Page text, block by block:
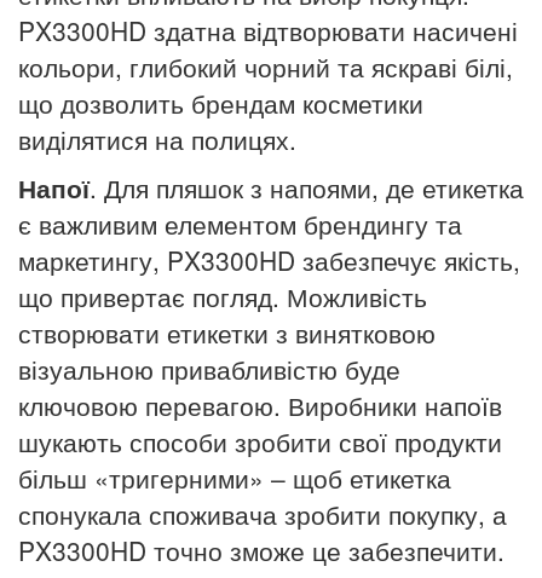
PX3300HD здатна відтворювати насичені
кольори, глибокий чорний та яскраві білі,
що дозволить брендам косметики
виділятися на полицях.
Напої. Для пляшок з напоями, де етикетка
є важливим елементом брендингу та
маркетингу, PX3300HD забезпечує якість,
що привертає погляд. Можливість
створювати етикетки з винятковою
візуальною привабливістю буде
ключовою перевагою. Виробники напоїв
шукають способи зробити свої продукти
більш «тригерними» – щоб етикетка
спонукала споживача зробити покупку, а
PX3300HD точно зможе це забезпечити.